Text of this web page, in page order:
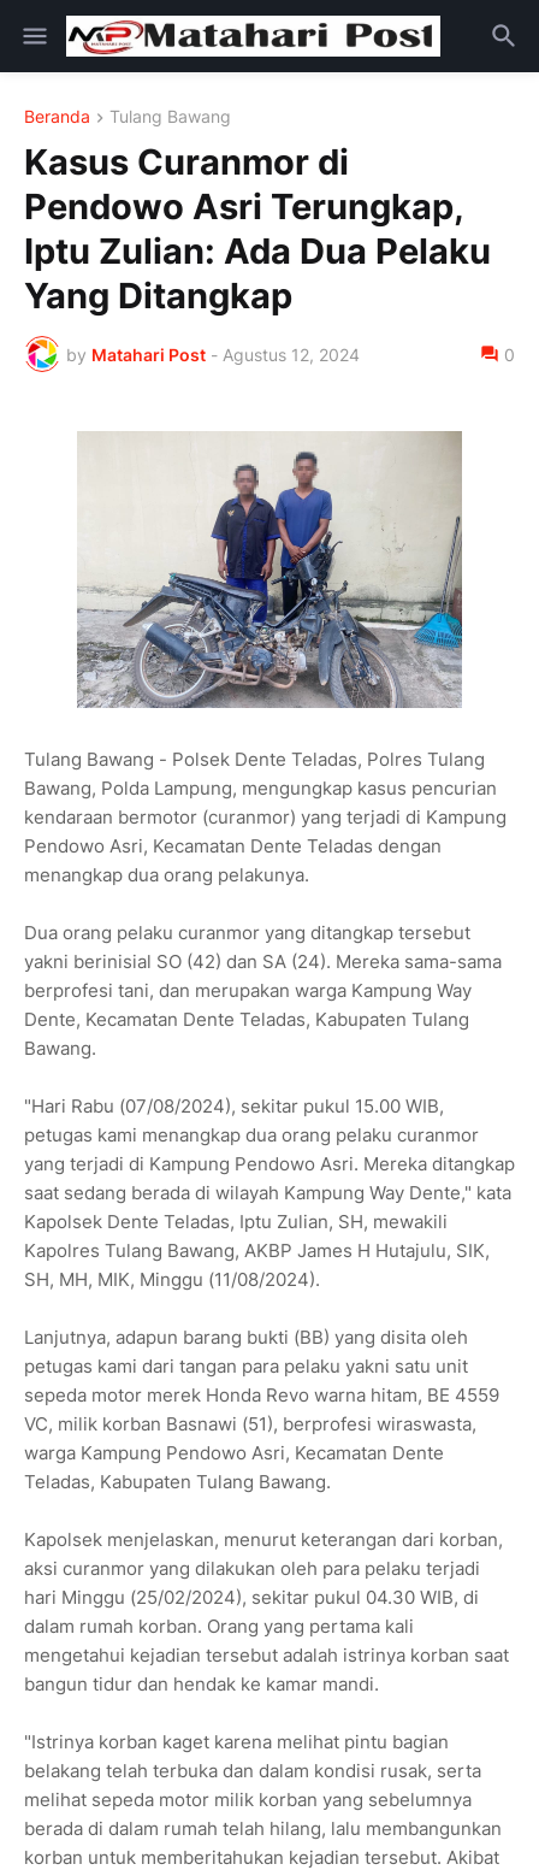
Beranda Tulang Bawang
Kasus Curanmor di
Pendowo Asri Terungkap,
Iptu Zulian: Ada Dua Pelaku
Yang Ditangkap
by Matahari Post - Agustus 12, 2024 0
Tulang Bawang - Polsek Dente Teladas, Polres Tulang
Bawang, Polda Lampung, mengungkap kasus pencurian
kendaraan bermotor (curanmor) yang terjadi di Kampung
Pendowo Asri, Kecamatan Dente Teladas dengan
menangkap dua orang pelakunya.
Dua orang pelaku curanmor yang ditangkap tersebut
yakni berinisial SO (42) dan SA (24). Mereka sama-sama
berprofesi tani, dan merupakan warga Kampung Way
Dente, Kecamatan Dente Teladas, Kabupaten Tulang
Bawang.
"Hari Rabu (07/08/2024), sekitar pukul 15.00 WIB,
petugas kami menangkap dua orang pelaku curanmor
yang terjadi di Kampung Pendowo Asri. Mereka ditangkap
saat sedang berada di wilayah Kampung Way Dente," kata
Kapolsek Dente Teladas, Iptu Zulian, SH, mewakili
Kapolres Tulang Bawang, AKBP James H Hutajulu, SIK,
SH, MH, MIK, Minggu (11/08/2024).
Lanjutnya, adapun barang bukti (BB) yang disita oleh
petugas kami dari tangan para pelaku yakni satu unit
sepeda motor merek Honda Revo warna hitam, BE 4559
VC, milik korban Basnawi (51), berprofesi wiraswasta,
warga Kampung Pendowo Asri, Kecamatan Dente
Teladas, Kabupaten Tulang Bawang.
Kapolsek menjelaskan, menurut keterangan dari korban,
aksi curanmor yang dilakukan oleh para pelaku terjadi
hari Minggu (25/02/2024), sekitar pukul 04.30 WIB, di
dalam rumah korban. Orang yang pertama kali
mengetahui kejadian tersebut adalah istrinya korban saat
bangun tidur dan hendak ke kamar mandi.
"Istrinya korban kaget karena melihat pintu bagian
belakang telah terbuka dan dalam kondisi rusak, serta
melihat sepeda motor milik korban yang sebelumnya
berada di dalam rumah telah hilang, lalu membangunkan
korban untuk memberitahukan kejadian tersebut. Akibat